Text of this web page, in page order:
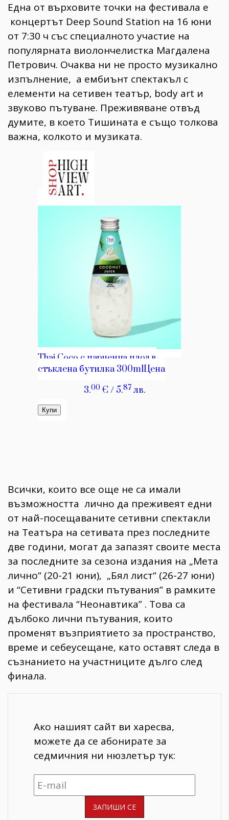
Една от върховите точки на фестивала е
концертът Deep Sound Station на 16 юни
от 7:30 ч със специалното участие на
популярната виолончелистка Магдалена
Петрович. Очаква ни не просто музикално
изпълнение, а ембиънт спектакъл с
елементи на сетивен театър, body art и
звуково пътуване. Преживяване отвъд
думите, в което Тишината е също толкова
важна, колкото и музиката.
Всички, които все още не са имали
възможността лично да преживеят едни
от най-посещаваните сетивни спектакли
на Театъра на сетивата през последните
две години, могат да запазят своите места
за последните за сезона издания на „Мета
лично“ (20-21 юни), „Бял лист“ (26-27 юни)
и “Сетивни градски пътувания” в рамките
на фестивала “Неонавтика” . Това са
дълбоко лични пътувания, които
променят възприятието за пространство,
време и себеусещане, като оставят следа в
съзнанието на участниците дълго след
финала.
Ако нашият сайт ви харесва,
можете да се абонирате за
седмичния ни нюзлетър тук: